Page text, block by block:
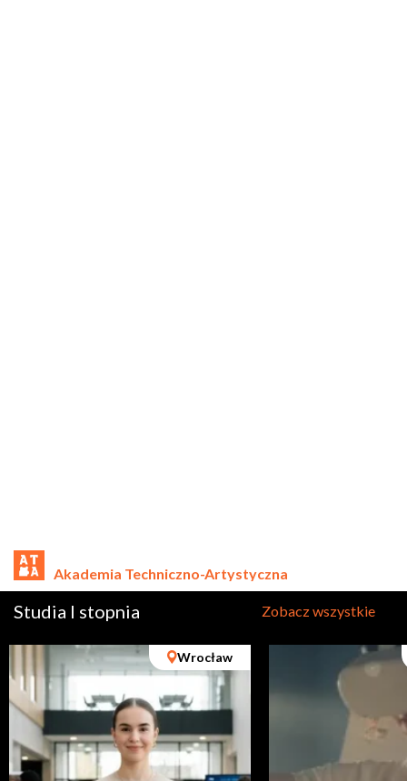
Akademia Techniczno-Artystyczna
Studia I stopnia Zobacz wszystkie
Wrocław